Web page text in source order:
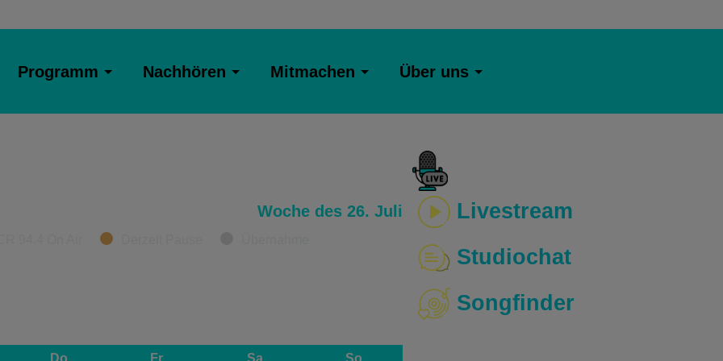
Programm Nachhören Mitmachen Über uns
Woche des 26. Juli
Livestream
Studiochat
Songfinder